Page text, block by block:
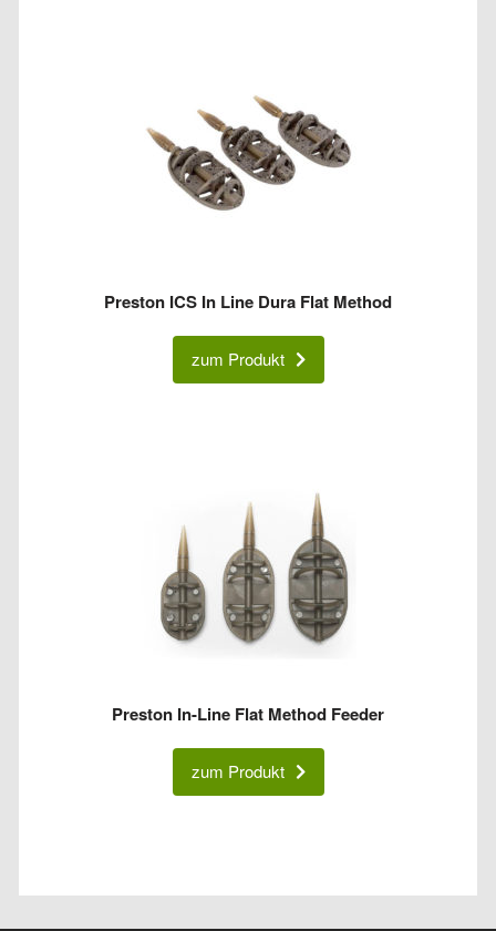
Preston ICS In Line Dura Flat Method
zum Produkt
Preston In-Line Flat Method Feeder
zum Produkt